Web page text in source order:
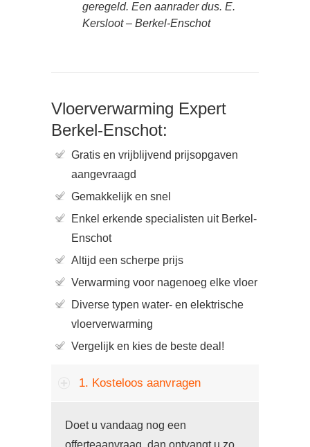
geregeld. Een aanrader dus. E.
Kersloot – Berkel-Enschot
Vloerverwarming Expert
Berkel-Enschot:
Gratis en vrijblijvend prijsopgaven
aangevraagd
Gemakkelijk en snel
Enkel erkende specialisten uit Berkel-
Enschot
Altijd een scherpe prijs
Verwarming voor nagenoeg elke vloer
Diverse typen water- en elektrische
vloerverwarming
Vergelijk en kies de beste deal!
1. Kosteloos aanvragen
Doet u vandaag nog een